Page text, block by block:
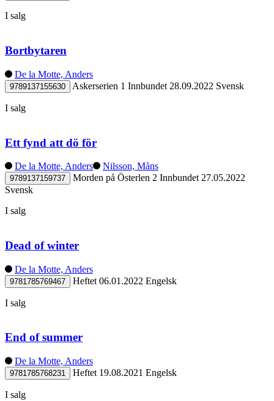
I salg
Bortbytaren
De la Motte, Anders
9789137155630 Askerserien 1 Innbundet 28.09.2022 Svensk
I salg
Ett fynd att dö för
De la Motte, Anders Nilsson, Måns
9789137159737 Morden på Österlen 2 Innbundet 27.05.2022
Svensk
I salg
Dead of winter
De la Motte, Anders
9781785769467 Heftet 06.01.2022 Engelsk
I salg
End of summer
De la Motte, Anders
9781785768231 Heftet 19.08.2021 Engelsk
I salg